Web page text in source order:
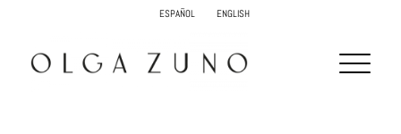
ESPAÑOL ENGLISH